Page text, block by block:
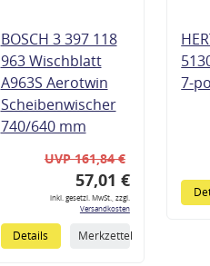
BOSCH 3 397 118
963 Wischblatt
A963S Aerotwin
Scheibenwischer
740/640 mm
UVP 161,84 €
57,01 €
inkl. gesetzl. MwSt., zzgl.
Versandkosten
Details Merkzettel
7-